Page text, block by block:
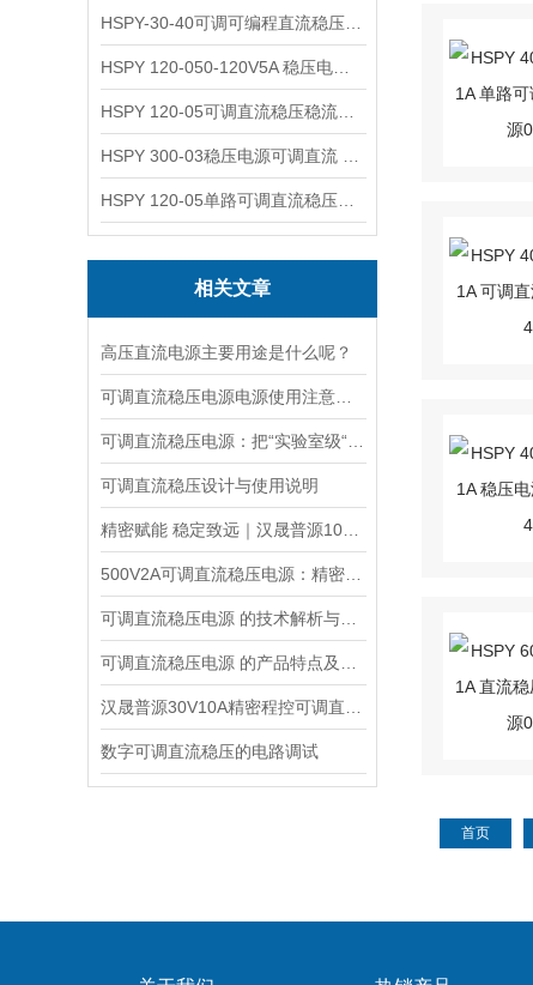
相关文章
高压直流电源主要用途是什么呢？
可调直流稳压设计与使用说明
数字可调直流稳压的电路调试
首页